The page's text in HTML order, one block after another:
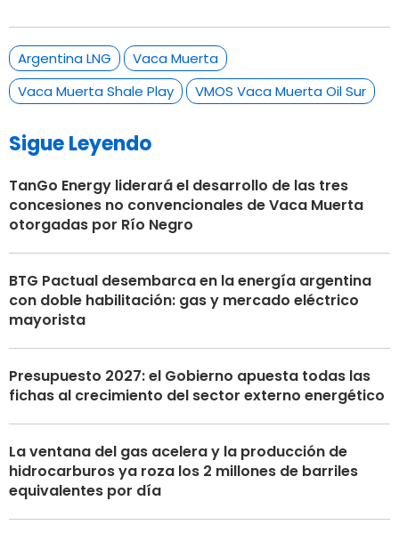
Argentina LNG
Vaca Muerta
Vaca Muerta Shale Play
VMOS Vaca Muerta Oil Sur
Sigue Leyendo
TanGo Energy liderará el desarrollo de las tres
concesiones no convencionales de Vaca Muerta
otorgadas por Río Negro
BTG Pactual desembarca en la energía argentina
con doble habilitación: gas y mercado eléctrico
mayorista
Presupuesto 2027: el Gobierno apuesta todas las
fichas al crecimiento del sector externo energético
La ventana del gas acelera y la producción de
hidrocarburos ya roza los 2 millones de barriles
equivalentes por día